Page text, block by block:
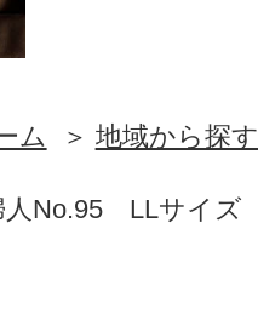
ム
地域から探す
No.95 LLサイズ